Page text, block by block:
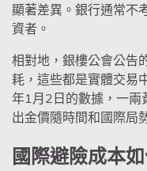
顯著差異。銀行通常不
資者。
相對地，銀樓公會公告
耗，這些都是實體交易
年1月2日的數據，一
出金價隨時間和國際局
國際避險成本